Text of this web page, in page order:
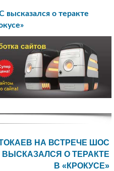
высказался о теракте
НА ВСТРЕЧЕ ШОС
ВЫСКАЗАЛСЯ О ТЕРАКТЕ
В «КРОКУСЕ»